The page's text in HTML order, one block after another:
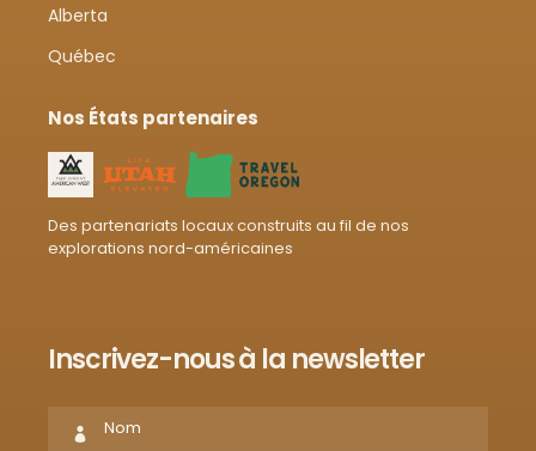
Alberta
Québec
Nos États partenaires
Des partenariats locaux construits au fil de nos
explorations nord-américaines
Inscrivez-nous à la newsletter